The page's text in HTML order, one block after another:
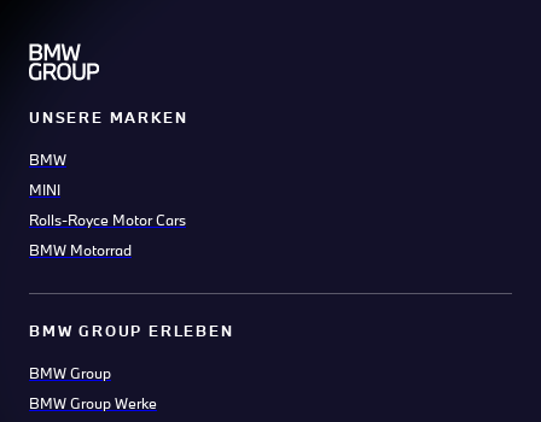
UNSERE MARKEN
BMW
MINI
Rolls-Royce Motor Cars
BMW Motorrad
BMW GROUP ERLEBEN
BMW Group
BMW Group Werke